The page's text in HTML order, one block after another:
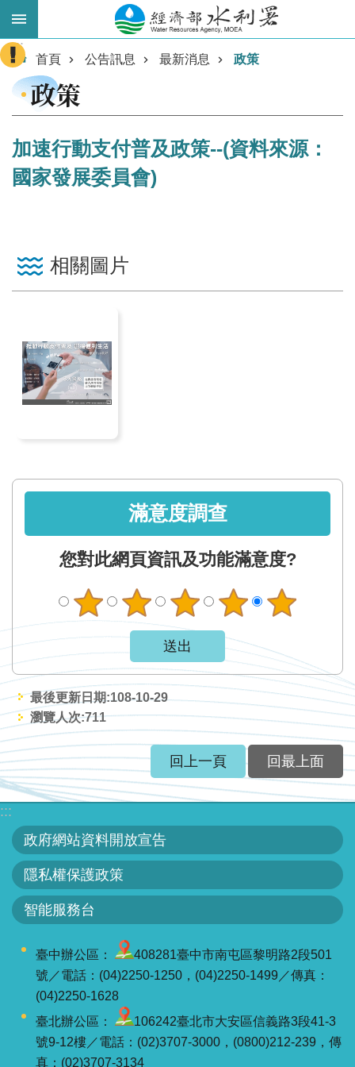
跳到主要內容區塊
進
階
搜
業
軸
最
公
服
務
資
訊
服
務
關
於
署
網
站
導
頁
:::
首頁 公告訊息 最新消息 政策
政策
加速行動支付普及政策--(資料來源：
國家發展委員會)
相關圖片
滿意度調查
您對此網頁資訊及功能滿意度?
最後更新日期:108-10-29
瀏覽人次:711
回上一頁 回最上面
:::
政府網站資料開放宣告
隱私權保護政策
智能服務台
臺中辦公區：
408281臺中市南屯區黎明路2段501
號／電話：(04)2250-1250，(04)2250-1499／傳真：
(04)2250-1628
臺北辦公區：
106242臺北市大安區信義路3段41-3
號9-12樓／電話：(02)3707-3000，(0800)212-239，傳
真：(02)3707-3134